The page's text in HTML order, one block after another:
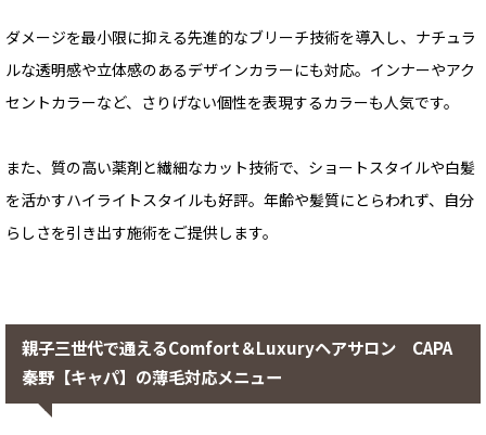
ダメージを最小限に抑える先進的なブリーチ技術を導入し、ナチュラ
ルな透明感や立体感のあるデザインカラーにも対応。インナーやアク
セントカラーなど、さりげない個性を表現するカラーも人気です。
また、質の高い薬剤と繊細なカット技術で、ショートスタイルや白髪
を活かすハイライトスタイルも好評。年齢や髪質にとらわれず、自分
らしさを引き出す施術をご提供します。
親子三世代で通えるComfort＆Luxuryヘアサロン CAPA
秦野【キャパ】の薄毛対応メニュー